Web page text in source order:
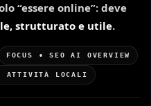
“essere online”: deve
strutturato e utile.
FOCUS • SEO AI OVERVIEW
ATTIVITÀ LOCALI